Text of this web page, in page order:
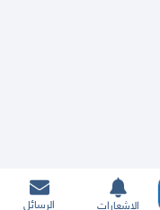
الإشعارات الرسائل